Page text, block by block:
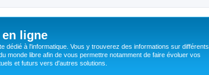
ligne
dédié à l'informatique. Vous y trouverez des informations sur différents
monde libre afin de vous permettre notamment de faire évoluer vos
et futurs vers d'autres solutions.